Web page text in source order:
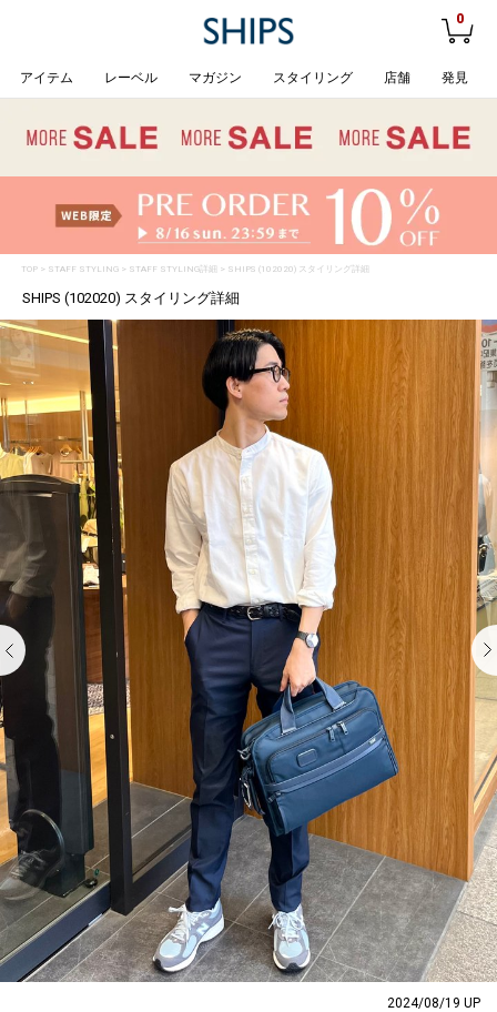
0
アイテム レーベル マガジン スタイリング 店舗 発見
TOP> STAFF STYLING> STAFF STYLING詳細 > SHIPS (102020) スタイリング詳細
SHIPS (102020) スタイリング詳細
2024/08/19 UP